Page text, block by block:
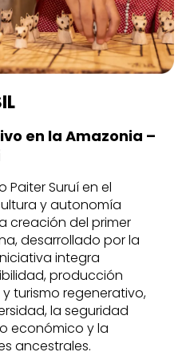
en la Amazonia –
Paiter Suruí en el
y autonomía
creación del primer
desarrollado por la
integra
producción
turismo regenerativo,
la seguridad
económico y la
ancestrales.